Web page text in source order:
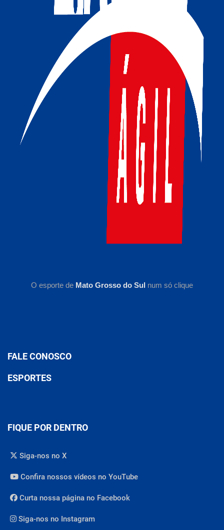
O esporte de Mato Grosso do Sul num só clique
FALE CONOSCO
ESPORTES
FIQUE POR DENTRO
Siga-nos no X
Confira nossos vídeos no YouTube
Curta nossa página no Facebook
Siga-nos no Instagram